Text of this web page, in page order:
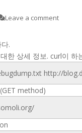
Leave a comment
.
한 상세 정보. curl이
http://
method)